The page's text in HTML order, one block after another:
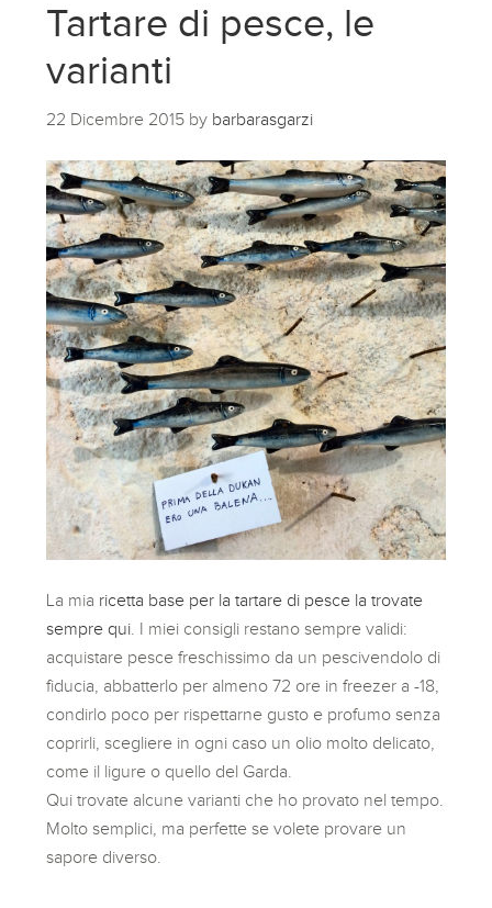
Tartare di pesce, le
varianti
22 Dicembre 2015 by barbarasgarzi
La mia ricetta base per la tartare di pesce la trovate
sempre qui . I miei consigli restano sempre validi:
acquistare pesce freschissimo da un pescivendolo di
fiducia, abbatterlo per almeno 72 ore in freezer a -18,
condirlo poco per rispettarne gusto e profumo senza
coprirli, scegliere in ogni caso un olio molto delicato,
come il ligure o quello del Garda.
Qui trovate alcune varianti che ho provato nel tempo.
Molto semplici, ma perfette se volete provare un
sapore diverso.